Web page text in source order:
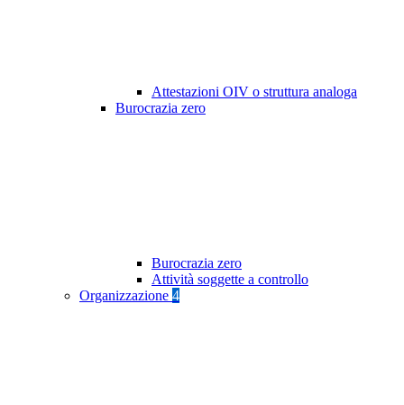
Attestazioni OIV o struttura analoga
Burocrazia zero
Burocrazia zero
Attività soggette a controllo
Organizzazione 4